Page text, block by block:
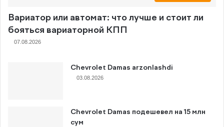
Вариатор или автомат: что лучше и стоит ли
бояться вариаторной КПП
07.08.2026
Chevrolet Damas arzonlashdi
03.08.2026
Chevrolet Damas подешевел на 15 млн
сум